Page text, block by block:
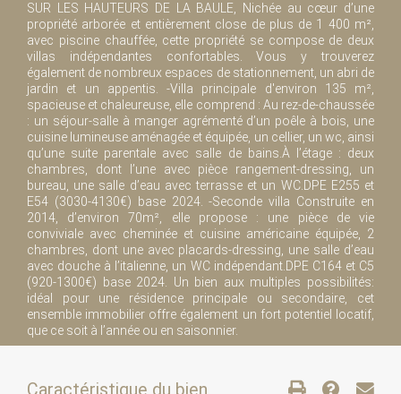
SUR LES HAUTEURS DE LA BAULE, Nichée au cœur d’une
propriété arborée et entièrement close de plus de 1 400 m²,
avec piscine chauffée, cette propriété se compose de deux
villas indépendantes confortables. Vous y trouverez
également de nombreux espaces de stationnement, un abri de
jardin et un appentis. -Villa principale d'environ 135 m²,
spacieuse et chaleureuse, elle comprend : Au rez-de-chaussée
: un séjour-salle à manger agrémenté d’un poêle à bois, une
cuisine lumineuse aménagée et équipée, un cellier, un wc, ainsi
qu’une suite parentale avec salle de bains.À l’étage : deux
chambres, dont l’une avec pièce rangement-dressing, un
bureau, une salle d’eau avec terrasse et un WC.DPE E255 et
E54 (3030-4130€) base 2024. -Seconde villa Construite en
2014, d’environ 70m², elle propose : une pièce de vie
conviviale avec cheminée et cuisine américaine équipée, 2
chambres, dont une avec placards-dressing, une salle d’eau
avec douche à l’italienne, un WC indépendant.DPE C164 et C5
(920-1300€) base 2024. Un bien aux multiples possibilités:
idéal pour une résidence principale ou secondaire, cet
ensemble immobilier offre également un fort potentiel locatif,
que ce soit à l’année ou en saisonnier.